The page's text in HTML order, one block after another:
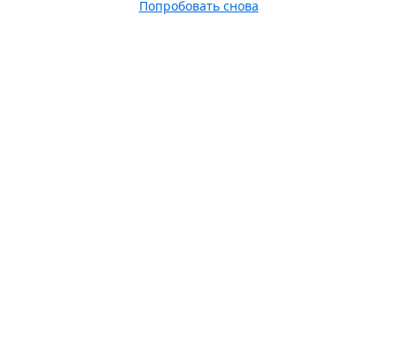
Попробовать снова